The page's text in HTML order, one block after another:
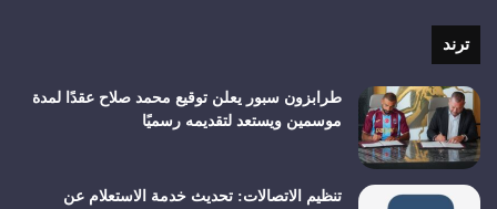
ترند
طرابزون سبور يعلن توقيع محمد صلاح عقدًا لمدة
موسمين ويستعد لتقديمه رسميًا
تنظيم الاتصالات: تحديث خدمة الاستعلام عن